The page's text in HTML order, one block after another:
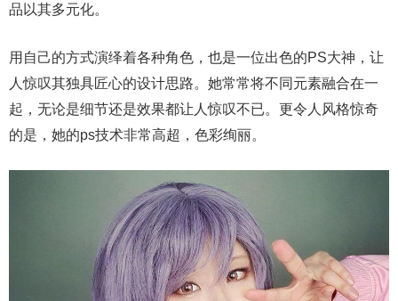
品以其多元化。
用自己的方式演绎着各种角色，也是一位出色的PS大神，让
人惊叹其独具匠心的设计思路。她常常将不同元素融合在一
起，无论是细节还是效果都让人惊叹不已。更令人风格惊奇
的是，她的ps技术非常高超，色彩绚丽。